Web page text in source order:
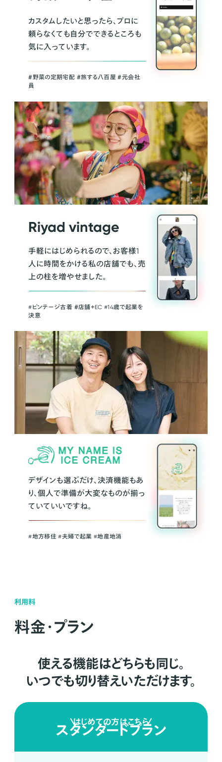
カスタムしたいと思ったら、プロに
頼らなくても自分でできるところも
気に入っています。
＃野菜の定期宅配 ＃旅する八百屋 ＃元会社
員
Riyad vintage
手軽にはじめられるので、お客様1
人に時間をかける私の店舗でも、売
上の柱を増やせました。
#ビンテージ古着 ＃店舗＋EC #14歳で起業を
決意
デザインも選ぶだけ、決済機能もあ
り、個人で準備が大変なものが揃っ
ていていいですね。
#地方移住 #夫婦で起業 #地産地消
利用料
料金・プラン
使える機能はどちらも同じ。
いつでも切り替えいただけます。
はじめての方はこちら
スタンダードプラン